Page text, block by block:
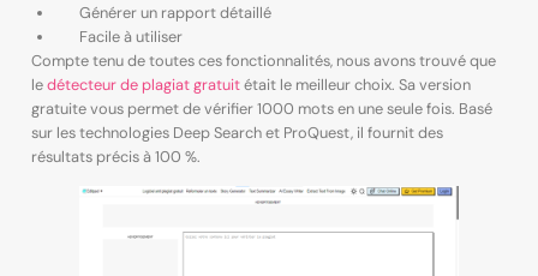
Générer un rapport détaillé
Facile à utiliser
Compte tenu de toutes ces fonctionnalités, nous avons trouvé que
ledétecteur de plagiat gratuitétait le meilleur choix. Sa version
gratuite vous permet de vérifier 1000 mots en une seule fois. Basé
sur les technologies Deep Search et ProQuest, il fournit des
résultats précis à 100 %.